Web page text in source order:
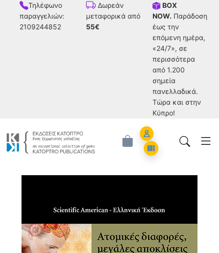
Τηλέφωνο
παραγγελιών:
2109244852
Δωρεάν
μεταφορικά από
55€
BOX
NOW. Παράδοση
έως την
επόμενη ημέρα,
«24/7», σε
περισσότερα
από 1.200
σημεία
πανελλαδικά.
Tώρα και στην
Κύπρο!
Account
Orders